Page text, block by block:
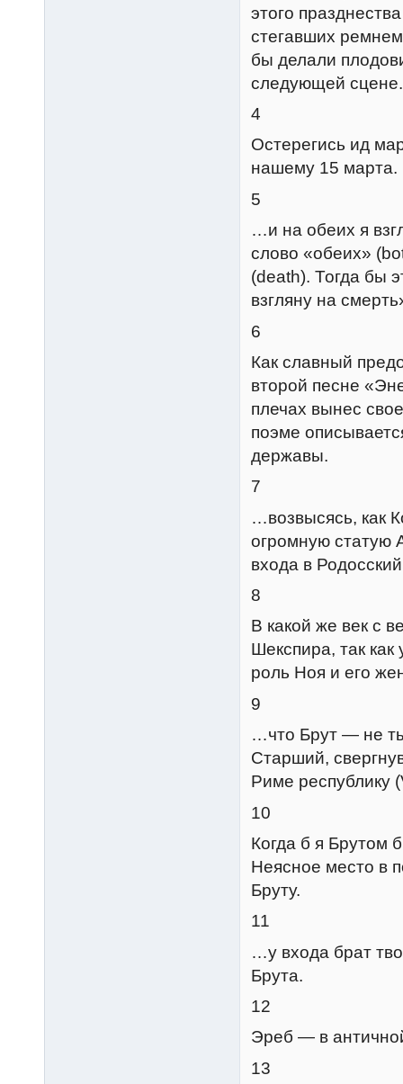
этого
стегавших
бы делали
следующей сцене.
4
Остерегись ид
нашему 15 марта.
5
…и на обеих я
слово «обеих»
(death). Тогда бы
взгляну на
6
Как славный
второй песне
плечах вынес
поэме
державы.
7
…возвысясь, как
огромную статую
входа в
8
В какой же век с
Шекспира, так
роль Ноя и его
9
…что Брут — не
Старший,
Риме республику
10
Когда б я Брутом
Неясное место в
Бруту.
11
…у входа брат
Брута.
12
Эреб — в
13